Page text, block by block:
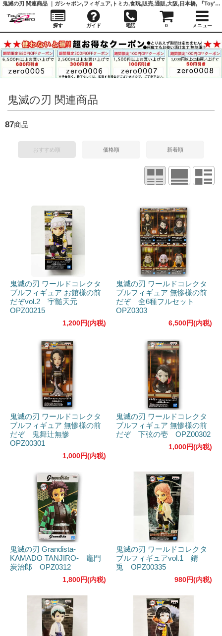
鬼滅の刃 関連商品
87商品
おすすめ順 価格順 新着順
鬼滅の刃 ワールドコレクタ
ブルフィギュア お館様の前
だぞvol.2 宇髄天元
OPZ00215
1,200円(内税)
鬼滅の刃 ワールドコレクタ
ブルフィギュア 無惨様の前
だぞ 全6種フルセット
OPZ0303
6,500円(内税)
鬼滅の刃 ワールドコレクタ
ブルフィギュア 無惨様の前
だぞ 鬼舞辻無惨
OPZ00301
1,000円(内税)
鬼滅の刃 ワールドコレクタ
ブルフィギュア 無惨様の前
だぞ 下弦の壱 OPZ00302
1,000円(内税)
鬼滅の刃 Grandista-
KAMADO TANJIRO- 竈門
炭治郎 OPZ0312
1,800円(内税)
鬼滅の刃 ワールドコレクタ
ブルフィギュアvol.1 錆
兎 OPZ00335
980円(内税)
鬼滅の刃 関連商品 ｜ガシャポン,フィギュア,トミカ,食玩,販売,通販,大阪,日本橋, 『Toy's Zero』 トイズゼロ
探す ガイド 電話 0 メニュー